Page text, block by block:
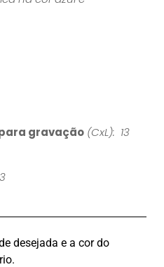
gravação (CxL): 13
desejada e a cor do